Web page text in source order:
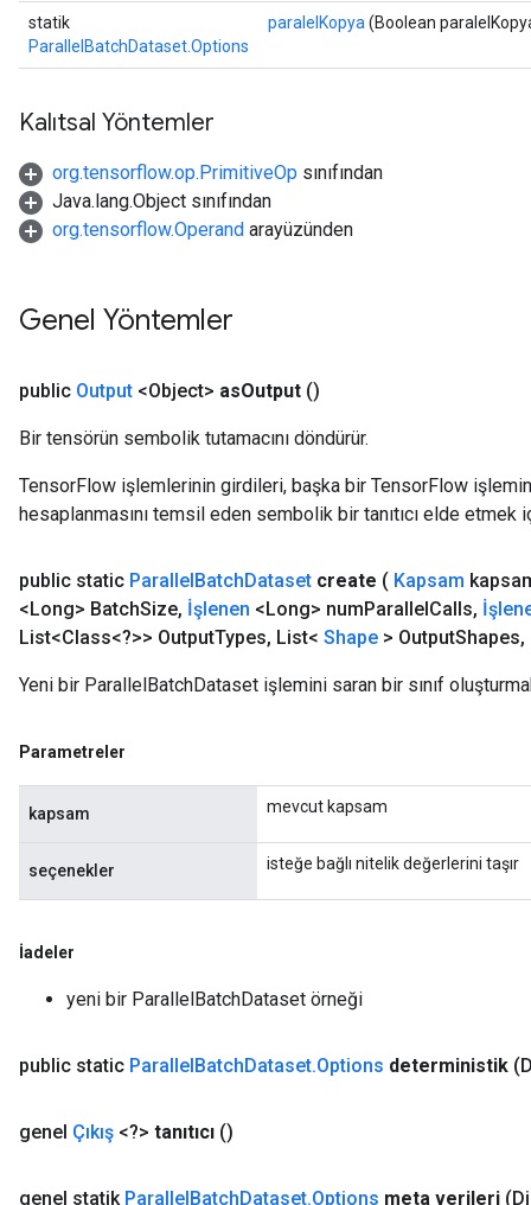
statik
ParallelBatchDataset.Options
paralelKopya (Boolean
Kalıtsal Yöntemler
org.tensorflow.op.PrimitiveOp sınıfından
Java.lang.Object sınıfından
org.tensorflow.Operand arayüzünden
Genel Yöntemler
public Output <Object> asOutput ()
Bir tensörün sembolik tutamacını döndürür.
TensorFlow işlemlerinin girdileri, başka bir TensorFlow
hesaplanmasını temsil eden sembolik bir tanıtıcı elde etmek
public static ParallelBatchDataset create ( Kapsam
<Long> BatchSize, İşlenen <Long> numParallelCalls,
List<Class<?>> OutputTypes, List< Shape > OutputShapes,
Yeni bir ParallelBatchDataset işlemini saran bir sınıf
Parametreler
kapsam mevcut kapsam
seçenekler isteğe bağlı nitelik değerlerini taşır
İadeler
yeni bir ParallelBatchDataset örneği
public static ParallelBatchDataset.Options deterministik
genel Çıkış <?> tanıtıcı ()
genel statik ParallelBatchDataset.Options meta verileri